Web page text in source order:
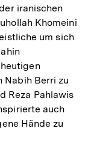
iranischen
Khomeini
um sich
Nabih Berri zu
Reza Pahlawis
auch
Hände zu